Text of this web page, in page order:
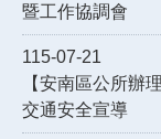
暨工作協調會
115-07-21
【安南區公所辦
交通安全宣導